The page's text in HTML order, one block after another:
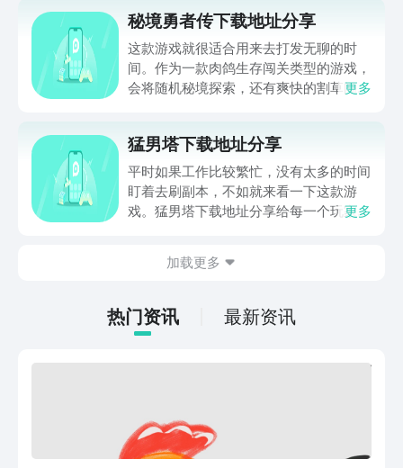
电脑，打开斗鱼直播，虎牙直播等直播
APP，就可以高清直播手游了！ 在线视
频投屏 —支持抖音、快手、小红书、等
视频APP投屏，大屏观影体验更佳！ 本
电脑，让你爱上投屏分享！ 【投屏方
法】 1.在需要投屏的设备上，从应用商
店或官网下载并安装傲软投屏相应客户端
2.将手机/平板跟电脑／智能电视(电视盒
子)接入到同一个局域网环境下 3.点击投
网下投屏，可以尝试USB投屏或者远程云
—支持如小米电视、华为智慧屏、索尼电
视、创维电视、TCL电视、乐视电视、海
信电视、夏普电 视、天猫魔盒，当贝盒
安卓设备投屏；部分投影仪、车载屏投屏
也在支持行列
秘境勇者传下载地址分享
这款游戏就很适合用来去打发无聊的时
间。作为一款肉鸽生存闯关类型的游戏，
会将随机秘境探索，还有爽快的割草闯关
接就可以下载。游戏的上手门槛还是比较
低的，一只手就可以操控，很适合用来去
打发无聊的时间，可玩性真的比较高。
更多
猛男塔下载地址分享
平时如果工作比较繁忙，没有太多的时间
盯着去刷副本，不如就来看一下这款游
戏。猛男塔下载地址分享给每一个玩家，
空余的时间就可以慢慢的养成角色，就很
一下。
更多
加载更多
热门资讯 最新资讯